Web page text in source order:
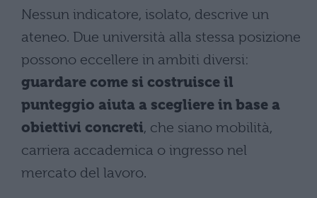
Nessun indicatore, isolato, descrive un
ateneo. Due università alla stessa posizione
possono eccellere in ambiti diversi:
guardare come si costruisce il
punteggio aiuta a scegliere in base a
obiettivi concreti, che siano mobilità,
carriera accademica o ingresso nel
mercato del lavoro.